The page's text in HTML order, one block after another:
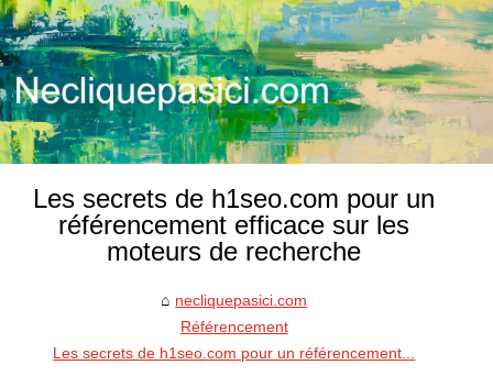
Les secrets de h1seo.com pour un
référencement efficace sur les
moteurs de recherche
necliquepasici.com
Référencement
Les secrets de h1seo.com pour un référencement...